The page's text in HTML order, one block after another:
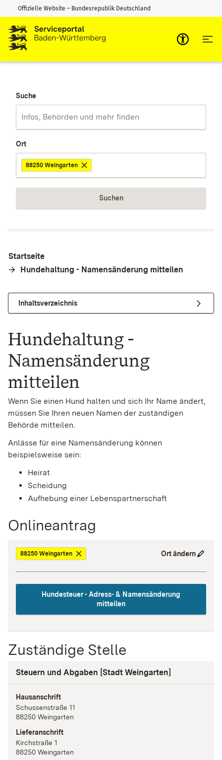
Zum Inhalt springen
Zur Suche springen
Offizielle Website – Bundesrepublik Deutschland
Suche
Ort
88250 Weingarten
Suchen
Startseite
Hundehaltung - Namensänderung mitteilen
Inhaltsverzeichnis
Hundehaltung -
Namensänderung
mitteilen
Wenn Sie einen Hund halten und sich Ihr Name ändert,
müssen Sie Ihren neuen Namen der zuständigen
Behörde mitteilen.
Anlässe für eine Namensänderung können
beispielsweise sein:
Heirat
Scheidung
Aufhebung einer Lebenspartnerschaft
Onlineantrag
88250 Weingarten Ort ändern
Hundesteuer - Adress- & Namensänderung
mitteilen
Zuständige Stelle
Steuern und Abgaben [Stadt Weingarten]
Hausanschrift
Schussenstraße 11
88250 Weingarten
Lieferanschrift
Kirchstraße 1
88250 Weingarten